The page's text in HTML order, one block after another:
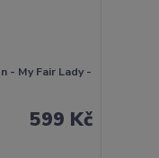
- My Fair Lady -
599 Kč